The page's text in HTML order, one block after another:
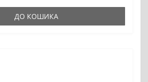
ДО КОШИКА